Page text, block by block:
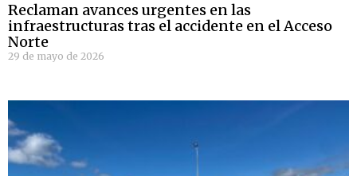
Reclaman avances urgentes en las
infraestructuras tras el accidente en el Acceso
Norte
29 de mayo de 2026